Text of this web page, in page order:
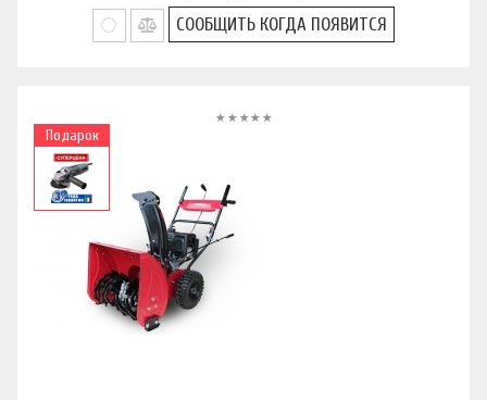
СООБЩИТЬ КОГДА ПОЯВИТСЯ
Подарок